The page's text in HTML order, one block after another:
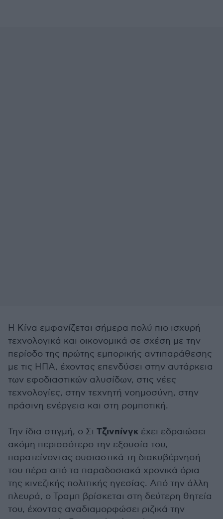
Η Κίνα εμφανίζεται σήμερα πολύ πιο ισχυρή
τεχνολογικά και οικονομικά σε σχέση με την
περίοδο της πρώτης εμπορικής αντιπαράθεσης
με τις ΗΠΑ, έχοντας επενδύσει στην αυτάρκεια
των εφοδιαστικών αλυσίδων, στις νέες
τεχνολογίες, στην τεχνητή νοημοσύνη, στην
πράσινη ενέργεια και στη ρομποτική.
Την ίδια στιγμή, ο Σι Τζινπίνγκ έχει εδραιώσει
ακόμη περισσότερο την εξουσία του,
παρατείνοντας ουσιαστικά τη διακυβέρνησή
του πέρα από τα παραδοσιακά χρονικά όρια
της κινεζικής πολιτικής ηγεσίας. Από την άλλη
πλευρά, ο Τραμπ βρίσκεται στη δεύτερη θητεία
του, έχοντας αναδιαμορφώσει ριζικά την